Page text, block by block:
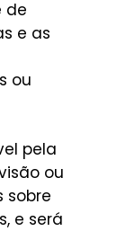
de
e as
ou
pela
ou
sobre
e será